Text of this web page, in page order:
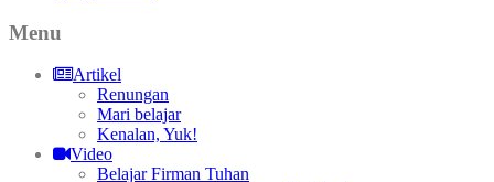
Menu
Artikel
Renungan
Mari belajar
Kenalan, Yuk!
Video
Belajar Firman Tuhan